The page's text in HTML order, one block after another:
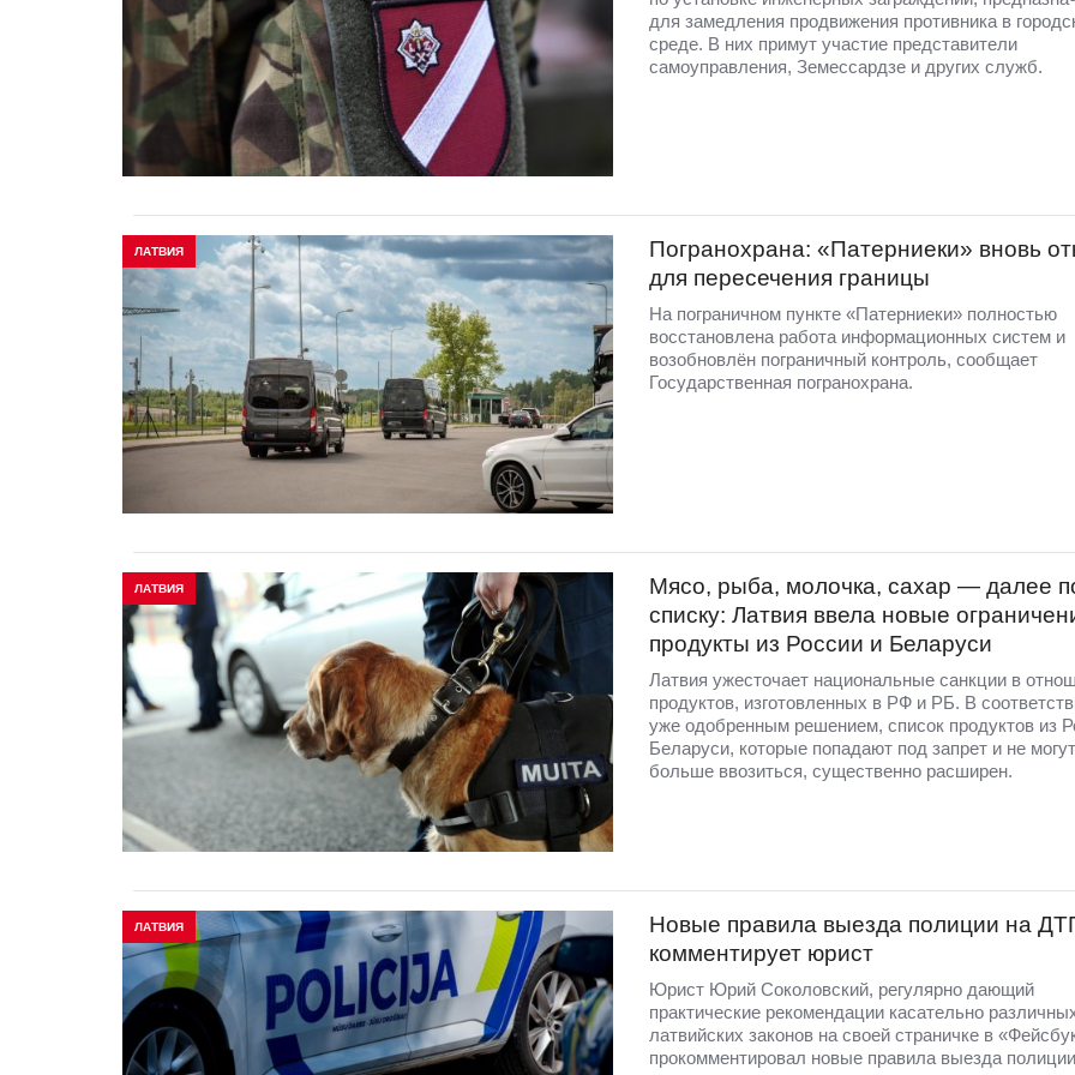
для замедления продвижения противника в
среде. В них примут участие представители
самоуправления, Земессардзе и других служб.
ЛАТВИЯ
Погранохрана: «Патерниеки» вновь
для пересечения границы
На пограничном пункте «Патерниеки» полностью
восстановлена работа информационных систем и
возобновлён пограничный контроль, сообщает
Государственная погранохрана.
ЛАТВИЯ
Мясо, рыба, молочка, сахар — далее
списку: Латвия ввела новые
продукты из России и Беларуси
Латвия ужесточает национальные санкции в
продуктов, изготовленных в РФ и РБ. В
уже одобренным решением, список продуктов из
Беларуси, которые попадают под запрет и не
больше ввозиться, существенно расширен.
ЛАТВИЯ
Новые правила выезда полиции на
комментирует юрист
Юрист Юрий Соколовский, регулярно дающий
практические рекомендации касательно
латвийских законов на своей страничке в
прокомментировал новые правила выезда